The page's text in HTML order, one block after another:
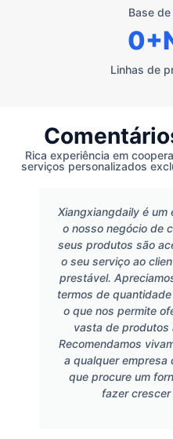
Base
Linhas de
0
Rica experiência em
serviços personalizados
Xiangxiangdaily é
o nosso negócio de
seus produtos são
o seu serviço ao
prestável.
termos de
o que nos permite
vasta de produtos
Recomendamos
a qualquer empresa
que procure um
fazer